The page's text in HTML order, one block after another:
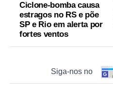
Ciclone-bomba causa
estragos no RS e põe
SP e Rio em alerta por
fortes ventos
Siga-nos no